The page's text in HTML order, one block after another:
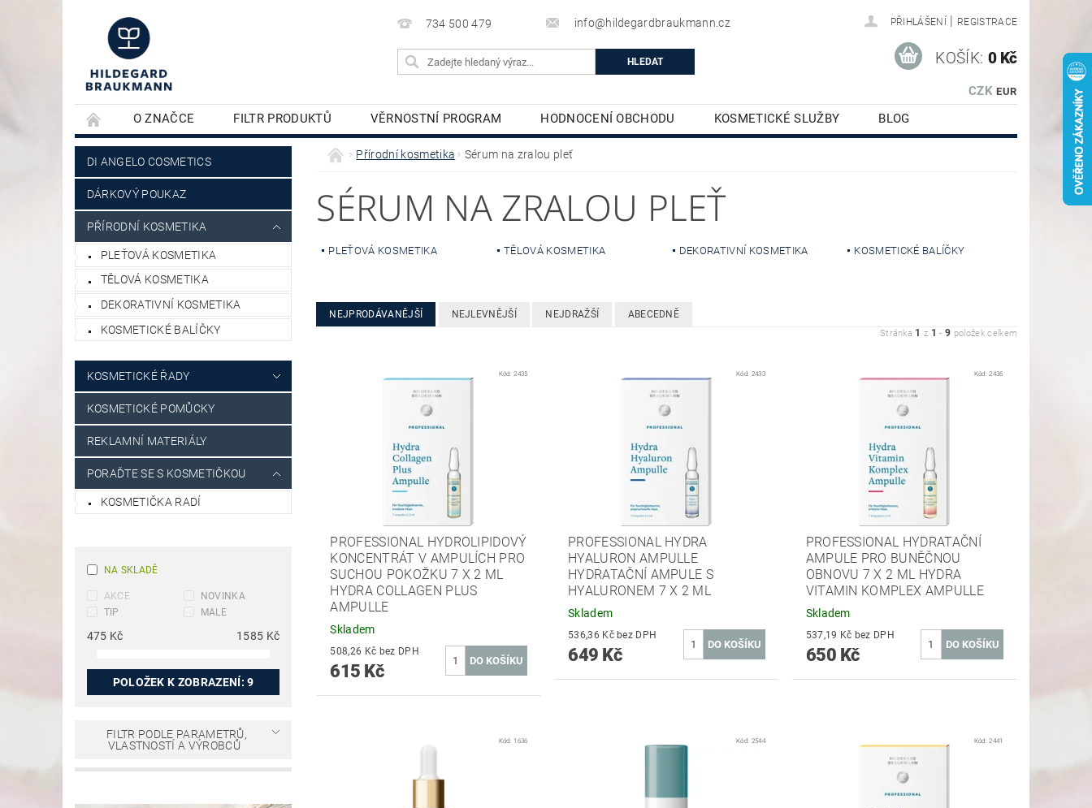
734 500 479 info@hildegardbraukmann.cz PŘIHLÁŠENÍ | REGISTRACE
CZK EUR
KOŠÍK: 0 Kč
O ZNAČCE FILTR PRODUKTŮ VĚRNOSTNÍ PROGRAM HODNOCENÍ OBCHODU KOSMETICKÉ SLUŽBY
BLOG
KONTAKTY
PLEŤOVÁ KOSMETIKA TĚLOVÁ KOSMETIKA DEKORATIVNÍ KOSMETIKA
DI ANGELO COSMETICS
DÁRKOVÝ POUKAZ
PŘÍRODNÍ KOSMETIKA
PLEŤOVÁ KOSMETIKA
TĚLOVÁ KOSMETIKA
DEKORATIVNÍ KOSMETIKA
KOSMETICKÉ BALÍČKY
KOSMETICKÉ ŘADY
KOSMETICKÉ POMŮCKY
REKLAMNÍ MATERIÁLY
PORAĎTE SE S KOSMETIČKOU
KOSMETIČKA RADÍ
NA SKLADĚ
AKCE
NOVINKA
TIP
MALE
475 Kč 1585 Kč
POLOŽEK K ZOBRAZENÍ:9
FILTR PODLE PARAMETRŮ,
VLASTNOSTÍ A VÝROBCŮ
Přírodní kosmetika Sérum na zralou pleť
SÉRUM NA ZRALOU PLEŤ
PLEŤOVÁ KOSMETIKA TĚLOVÁ KOSMETIKA DEKORATIVNÍ KOSMETIKA KOSMETICKÉ BALÍČKY
NEJPRODÁVANĚJŠÍ NEJLEVNĚJŠÍ NEJDRAŽŠÍ ABECEDNĚ
Stránka 1 z 1 -9 položek celkem
Kód:2435
PROFESSIONAL HYDROLIPIDOVÝ
KONCENTRÁT V AMPULÍCH PRO
SUCHOU POKOŽKU 7 X 2 ML
HYDRA COLLAGEN PLUS
AMPULLE
Skladem
508,26 Kč bez DPH
615 Kč
Kód: 2433
PROFESSIONAL HYDRA
HYALURON AMPULLE
HYDRATAČNÍ AMPULE S
HYALURONEM 7 X 2 ML
Skladem
536,36 Kč bez DPH
649 Kč
Kód:2436
PROFESSIONAL HYDRATAČNÍ
AMPULE PRO BUNĚČNOU
OBNOVU 7 X 2 ML HYDRA
VITAMIN KOMPLEX AMPULLE
Skladem
537,19 Kč bez DPH
650 Kč
Kód: 1636 Kód: 2544 Kód:2441